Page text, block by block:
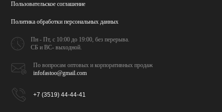
Пользовательское соглашение
Политика обработкиперсональных данных
Пн - Пт, с 10:00 до 19:00,без перерыва.
СБ и ВС- выходной.
По вопросам оптовых икорпоративных продаж
infofastoo@gmail.com
+7 (3519) 44-44-41